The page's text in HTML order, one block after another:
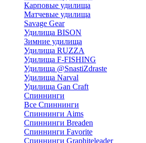
Карповые удилища
Матчевые удилища
Savage Gear
Удилища BISON
Зимние удилища
Удилища RUZZA
Удилища F-FISHING
Удилища @SnastiZdraste
Удилища Narval
Удилища Gan Craft
Спиннинги
Все Спиннинги
Спиннинги Aims
Спиннинги Breaden
Спиннинги Favorite
Спиннинги Graphiteleader